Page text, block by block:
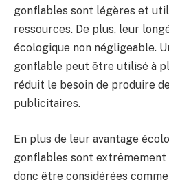
gonflables sont légères et
ressources. De plus, leur
écologique non négligeable.
gonflable peut être utilisé à
réduit le besoin de produire
publicitaires.
En plus de leur avantage
gonflables sont
donc être considérées